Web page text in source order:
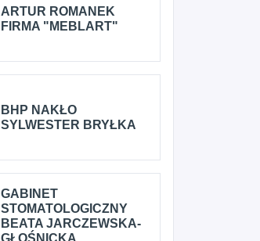
ARTUR ROMANEK
FIRMA "MEBLART"
BHP NAKŁO
SYLWESTER BRYŁKA
GABINET
STOMATOLOGICZNY
BEATA JARCZEWSKA-